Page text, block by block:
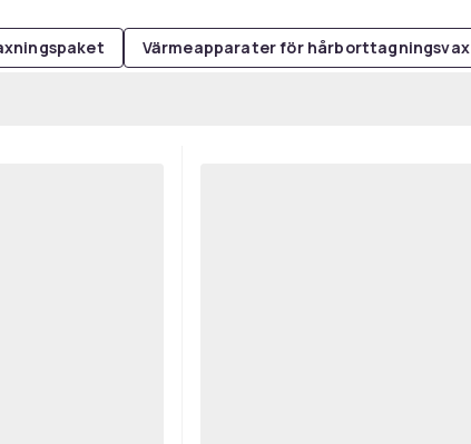
Värmeapparater för hårborttagningsvax